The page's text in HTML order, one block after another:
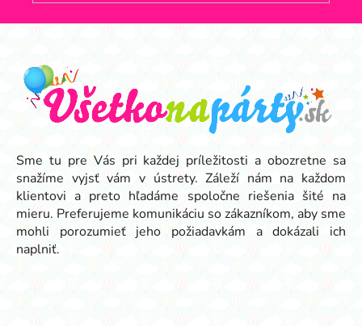
Z
Sme tu pre Vás pri každej príležitosti a obozretne sa
snažíme vyjsť vám v ústrety. Záleží nám na každom
klientovi a preto hľadáme spoločne riešenia šité na
mieru. Preferujeme komunikáciu so zákazníkom, aby sme
mohli porozumieť jeho požiadavkám a dokázali ich
naplniť.